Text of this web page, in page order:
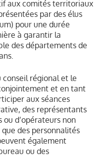
prospectives :
secteurs,
du marché du travail.
à destination des
économique (IAE),
(ex :
animation,
service public de
aux comités territoriaux
par des élus
pour une durée
à garantir la
des départements de
conseil régional et le
et en tant
aux séances
des représentants
d’opérateurs non
que des personnalités
également
ou des